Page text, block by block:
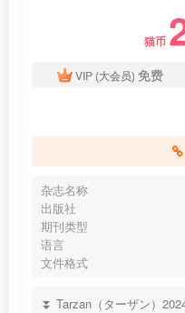
猫币
VIP (大会员) 免费
杂志名称
出版社
期刊类型
语言
文件格式
⏬ Tarzan（ターザン）